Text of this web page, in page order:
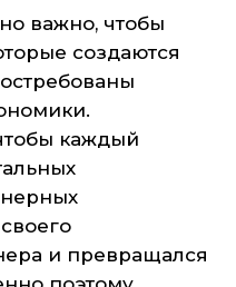
важно, чтобы
создаются
каждый
и превращался